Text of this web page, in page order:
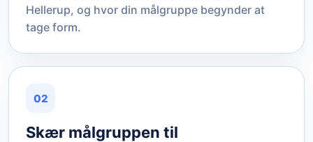
Hellerup, og hvor din målgruppe begynder at
tage form.
02
Skær målgruppen til